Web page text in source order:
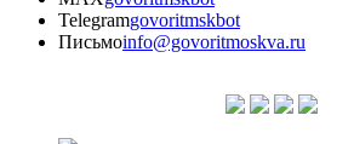
Telegramgovoritmskbot
Письмоinfo@govoritmoskva.ru